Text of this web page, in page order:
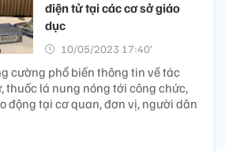
điện tử tại các cơ sở giáo
dục
10/05/2023 17:40’
cường phổ biến thông tin về tác
thuốc lá nung nóng tới công chức,
động tại cơ quan, đơn vị, người dân